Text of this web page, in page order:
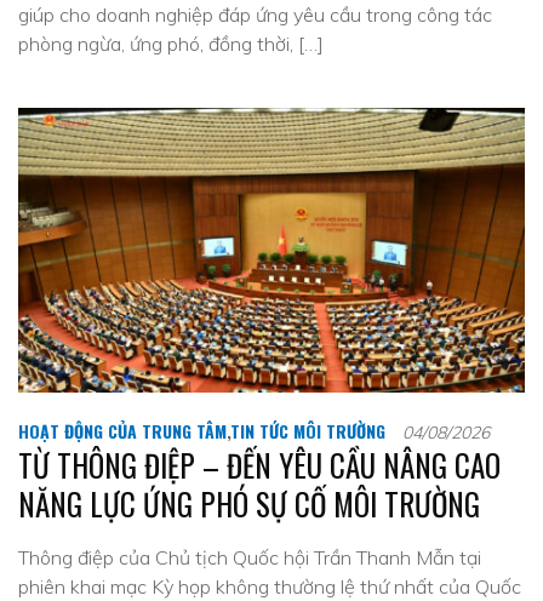
giúp cho doanh nghiệp đáp ứng yêu cầu trong công tác
phòng ngừa, ứng phó, đồng thời, […]
HOẠT ĐỘNG CỦA TRUNG TÂM,TIN TỨC MÔI TRƯỜNG 04/08/2026
TỪ THÔNG ĐIỆP – ĐẾN YÊU CẦU NÂNG CAO
NĂNG LỰC ỨNG PHÓ SỰ CỐ MÔI TRƯỜNG
Thông điệp của Chủ tịch Quốc hội Trần Thanh Mẫn tại
phiên khai mạc Kỳ họp không thường lệ thứ nhất của Quốc